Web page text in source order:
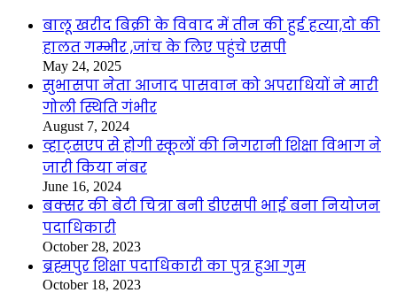
बालू खरीद बिक्री के विवाद में तीन की हुई हत्या,दो की
हालत गम्भीर ,जांच के लिए पहुंचे एसपी
May 24, 2025
सुभासपा नेता आजाद पासवान को अपराधियों ने मारी
गोली स्थिति गंभीर
August 7, 2024
व्हाट्सएप से होगी स्कूलों की निगरानी शिक्षा विभाग ने
जारी किया नंबर
June 16, 2024
बक्सर की बेटी चित्रा बनी डीएसपी भाई बना नियोजन
पदाधिकारी
October 28, 2023
ब्रह्मपुर शिक्षा पदाधिकारी का पुत्र हुआ गुम
October 18, 2023